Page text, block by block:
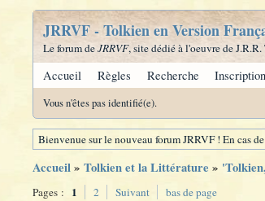
JRRVF - Tolkien en Version
Le forum deJRRVF, site dédié à l'oeuvre de
Accueil Règles Recherche Inscription
Vous n'êtes pas identifié(e).
Bienvenue sur le nouveau forum JRRVF ! En cas
Accueil» Tolkien et la Littérature »
Pages : 1 2 Suivant bas de page